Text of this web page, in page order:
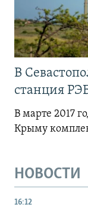
В
станция
В марте 2017
Крыму
НОВОСТИ
16:12